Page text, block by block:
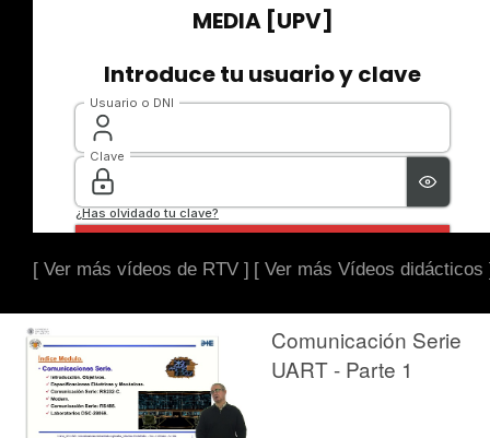
[ Ver más vídeos de RTV ] [ Ver más Vídeos didácticos
Comunicación Serie
UART - Parte 1